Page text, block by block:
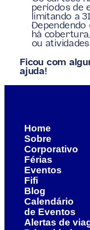
períodos de
limitando a
Dependendo
há
ou
Ficou com
ajuda!
Home
Sobre
Corporativo
Férias
Eventos
Fifi
Blog
Calendário
de Eventos
Alertas de